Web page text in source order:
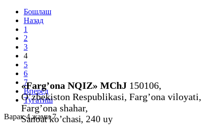
Бошлаш
Назад
1
2
3
4
5
6
7
Вперёд
Тугатиш
Варак 4 жами 7
«Farg’ona NQIZ» MChJ 150106,
O’zbekiston Respublikasi, Farg’ona viloyati,
Farg’ona shahar,
Sanoat ko’chasi, 240 uy